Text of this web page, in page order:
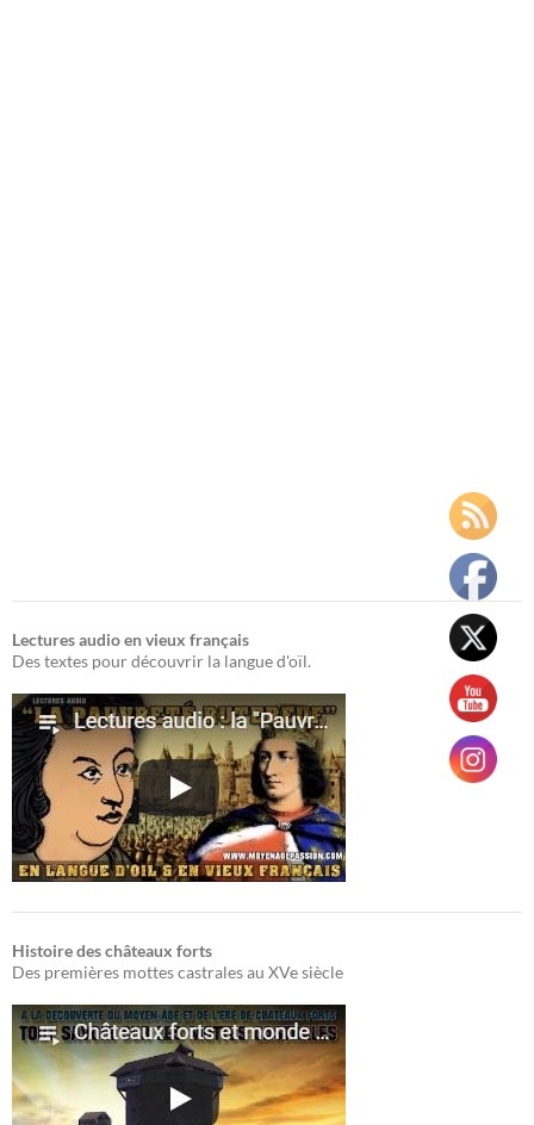
Lectures audio en vieux français
Des textes pour découvrir la langue d'oïl.
Histoire des châteaux forts
Des premières mottes castrales au XVe siècle